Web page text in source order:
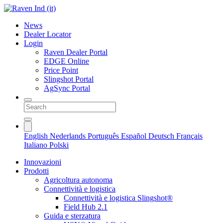
News
Dealer Locator
Login
Raven Dealer Portal
EDGE Online
Price Point
Slingshot Portal
AgSync Portal
English Nederlands Português Español Deutsch Français
Italiano Polski
Innovazioni
Prodotti
Agricoltura autonoma
Connettività e logistica
Connettività e logistica Slingshot®
Field Hub 2.1
Guida e sterzatura